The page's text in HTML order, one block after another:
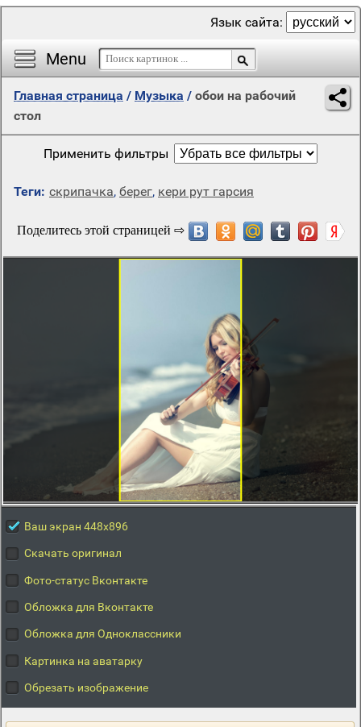
Menu
Язык сайта:
Главная страница / Музыка / обои на рабочий
стол
Применить фильтры
Теги: скрипачка, берег, кери рут гарсия
Ваш экран 448x896
Скачать оригинал
Фото-статус Вконтакте
Обложка для Вконтакте
Обложка для Одноклассники
Картинка на аватарку
Обрезать изображение